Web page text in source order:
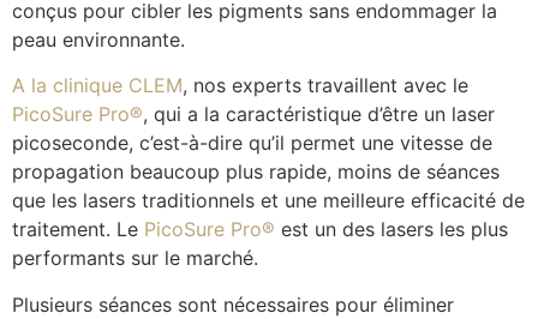
conçus pour cibler les pigments sans endommager la
peau environnante.
A la clinique CLEM, nos experts travaillent avec le
PicoSure Pro®, qui a la caractéristique d’être un laser
picoseconde, c’est-à-dire qu’il permet une vitesse de
propagation beaucoup plus rapide, moins de séances
que les lasers traditionnels et une meilleure efficacité de
traitement. Le PicoSure Pro® est un des lasers les plus
performants sur le marché.
Plusieurs séances sont nécessaires pour éliminer